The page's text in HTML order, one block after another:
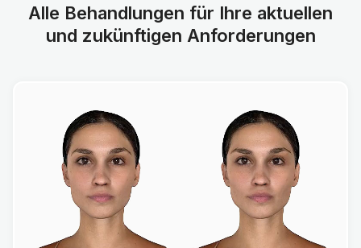
Alle Behandlungen für Ihre aktuellen
und zukünftigen Anforderungen